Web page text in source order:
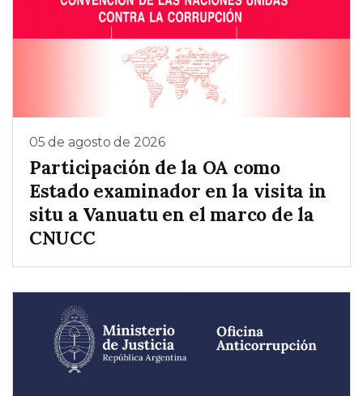
05 de agosto de 2026
Participación de la OA como
Estado examinador en la visita in
situ a Vanuatu en el marco de la
CNUCC